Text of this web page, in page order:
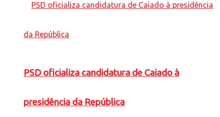
PSD oficializa candidatura de Caiado à
presidência da República